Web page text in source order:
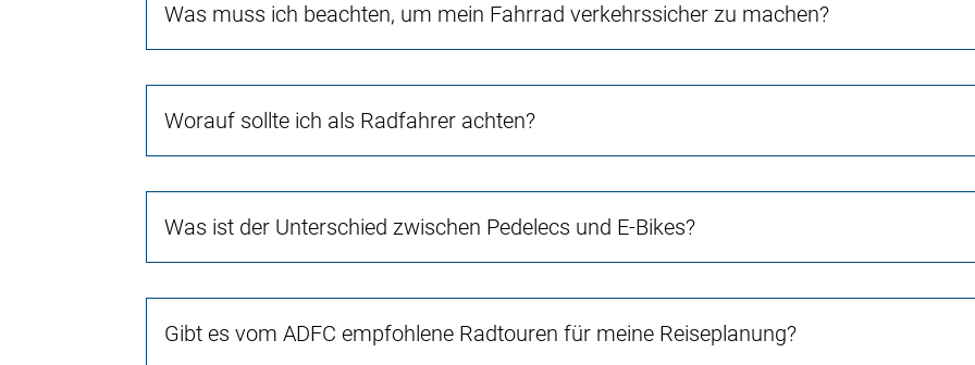
Was muss ich beachten, um mein Fahrrad verkehrssicher zu machen?
Worauf sollte ich als Radfahrer achten?
Was ist der Unterschied zwischen Pedelecs und E-Bikes?
Gibt es vom ADFC empfohlene Radtouren für meine Reiseplanung?